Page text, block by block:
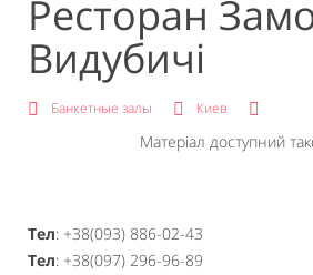
Ресторан
Видубичі
Банкетные залы Киев
Матеріал доступний
Тел: +38(093) 886-02-43
Тел: +38(097) 296-96-89